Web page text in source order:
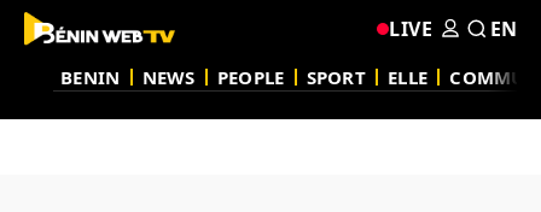
BENIN NEWS PEOPLE SPORT ELLE
LIVE EN